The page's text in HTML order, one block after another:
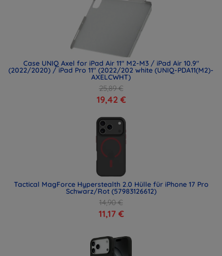
Case UNIQ Axel for iPad Air 11" M2-M3 / iPad Air 10.9"
(2022/2020) / iPad Pro 11" (2022/202 white (UNIQ-PDA11(M2)-
AXELCWHT)
25,89 €
19,42 €
Tactical MagForce Hyperstealth 2.0 Hülle für iPhone 17 Pro
Schwarz/Rot (57983126612)
14,90 €
11,17 €